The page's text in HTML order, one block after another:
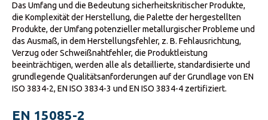
Das Umfang und die Bedeutung sicherheitskritischer Produkte,
die Komplexität der Herstellung, die Palette der hergestellten
Produkte, der Umfang potenzieller metallurgischer Probleme und
das Ausmaß, in dem Herstellungsfehler, z. B. Fehlausrichtung,
Verzug oder Schweißnahtfehler, die Produktleistung
beeinträchtigen, werden alle als detaillierte, standardisierte und
grundlegende Qualitätsanforderungen auf der Grundlage von EN
ISO 3834-2, EN ISO 3834-3 und EN ISO 3834-4 zertifiziert.
EN 15085-2